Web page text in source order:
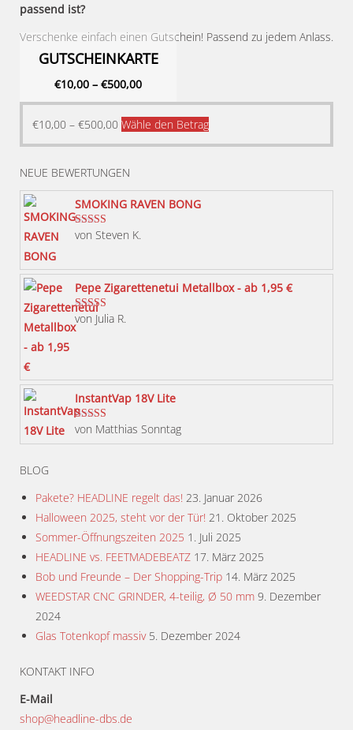
passend ist?
Verschenke einfach einen Gutschein! Passend zu jedem Anlass.
GUTSCHEINKARTE
€10,00 – €500,00
€10,00 – €500,00 Wähle den BetragDieses
Produkt
können
werden
NEUE BEWERTUNGEN
SMOKING RAVEN BONG
Bewertet mit
von Steven K.
Pepe Zigarettenetui Metallbox - ab 1,95 €
Bewertet mit
5
von Julia R.
InstantVap 18V Lite
Bewertet mit
von Matthias Sonntag
BLOG
Pakete? HEADLINE regelt das! 23. Januar 2026
Halloween 2025, steht vor der Tür! 21. Oktober 2025
Sommer-Öffnungszeiten 2025 1. Juli 2025
HEADLINE vs. FEETMADEBEATZ 17. März 2025
Bob und Freunde – Der Shopping-Trip 14. März 2025
WEEDSTAR CNC GRINDER, 4-teilig, Ø 50 mm 9. Dezember
2024
Glas Totenkopf massiv 5. Dezember 2024
KONTAKT INFO
E-Mail
shop@headline-dbs.de